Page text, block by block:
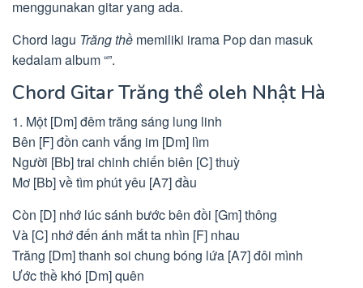
menggunakan gitar yang ada.
Chord lagu Trăng thề memiliki irama Pop dan masuk
kedalam album “”.
Chord Gitar Trăng thề oleh Nhật Hà
1. Một [Dm] đêm trăng sáng lung linh
Bên [F] đồn canh vắng im [Dm] lìm
Người [Bb] trai chinh chiến biên [C] thuỳ
Mơ [Bb] về tìm phút yêu [A7] đầu
Còn [D] nhớ lúc sánh bước bên đồi [Gm] thông
Và [C] nhớ đến ánh mắt ta nhìn [F] nhau
Trăng [Dm] thanh soi chung bóng lứa [A7] đôi mình
Ước thề khó [Dm] quên